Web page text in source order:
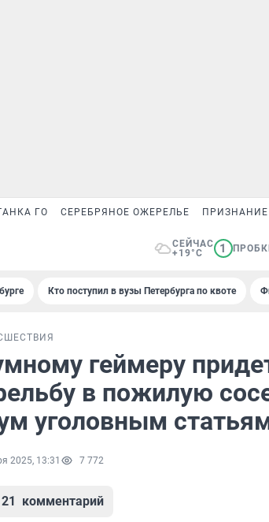
ГО СЕРЕБРЯНОЕ ОЖЕРЕЛЬЕ
СЕЙЧАС
+19°C
1
Кто поступил в вузы Петербурга по квоте
геймеру
в пожилую
уголовным
2025, 13:31 7 772
21 комментарий